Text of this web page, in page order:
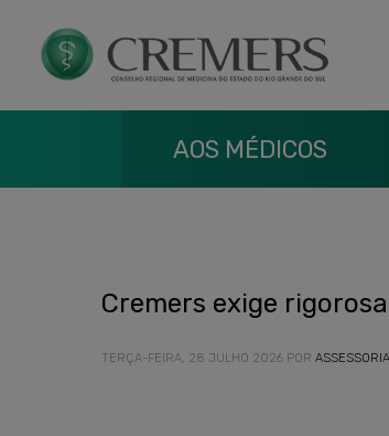
AOS MÉDICOS
Cremers exige
TERÇA-FEIRA, 28 JULHO 2026 POR